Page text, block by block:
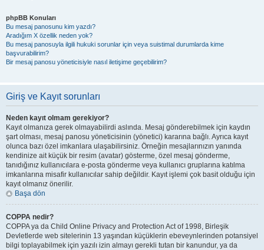
phpBB Konuları
Bu mesaj panosunu kim yazdı?
Aradığım X özellik neden yok?
Bu mesaj panosuyla ilgili hukuki sorunlar için veya suistimal durumlarda kime
başvurabilirim?
Bir mesaj panosu yöneticisiyle nasıl iletişime geçebilirim?
Giriş ve Kayıt sorunları
Neden kayıt olmam gerekiyor?
Kayıt olmanıza gerek olmayabilirdi aslında. Mesaj gönderebilmek için kaydın
şart olması, mesaj panosu yöneticisinin (yönetici) kararına bağlı. Ayrıca kayıt
olunca bazı özel imkanlara ulaşabilirsiniz. Örneğin mesajlarınızın yanında
kendinize ait küçük bir resim (avatar) gösterme, özel mesaj gönderme,
tanıdığınız kullanıcılara e-posta gönderme veya kullanıcı gruplarına katılma
imkanlarına misafir kullanıcılar sahip değildir. Kayıt işlemi çok basit olduğu için
kayıt olmanız önerilir.
Başa dön
COPPA nedir?
COPPA ya da Child Online Privacy and Protection Act of 1998, Birleşik
Devletlerde web sitelerinin 13 yaşından küçüklerin ebeveynlerinden potansiyel
bilgi toplayabilmek için yazılı izin almayı gerekli tutan bir kanundur, ya da